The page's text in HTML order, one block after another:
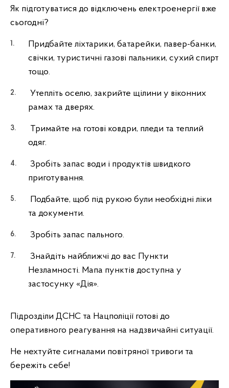
Як підготуватися до відключень електроенергії вже
сьогодні?
Придбайте ліхтарики, батарейки, павер-банки,
свічки, туристичні газові пальники, сухий спирт
тощо.
Утепліть оселю, закрийте щілини у віконних
рамах та дверях.
Тримайте на готові ковдри, пледи та теплий
одяг.
Зробіть запас води і продуктів швидкого
приготування.
Подбайте, щоб під рукою були необхідні ліки
та документи.
Зробіть запас пального.
Знайдіть найближчі до вас Пункти
Незламності. Мапа пунктів доступна у
застосунку «Дія».
Підрозділи ДСНС та Нацполіції готові до
оперативного реагування на надзвичайні ситуації.
Не нехтуйте сигналами повітряної тривоги та
бережіть себе!